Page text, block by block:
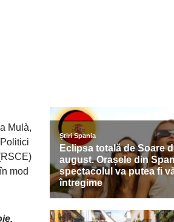
Mulà,
mod